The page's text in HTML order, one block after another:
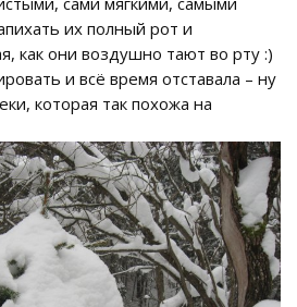
их полный рот и
как они воздушно тают во рту :)
и всё время отставала – ну
которая так похожа на